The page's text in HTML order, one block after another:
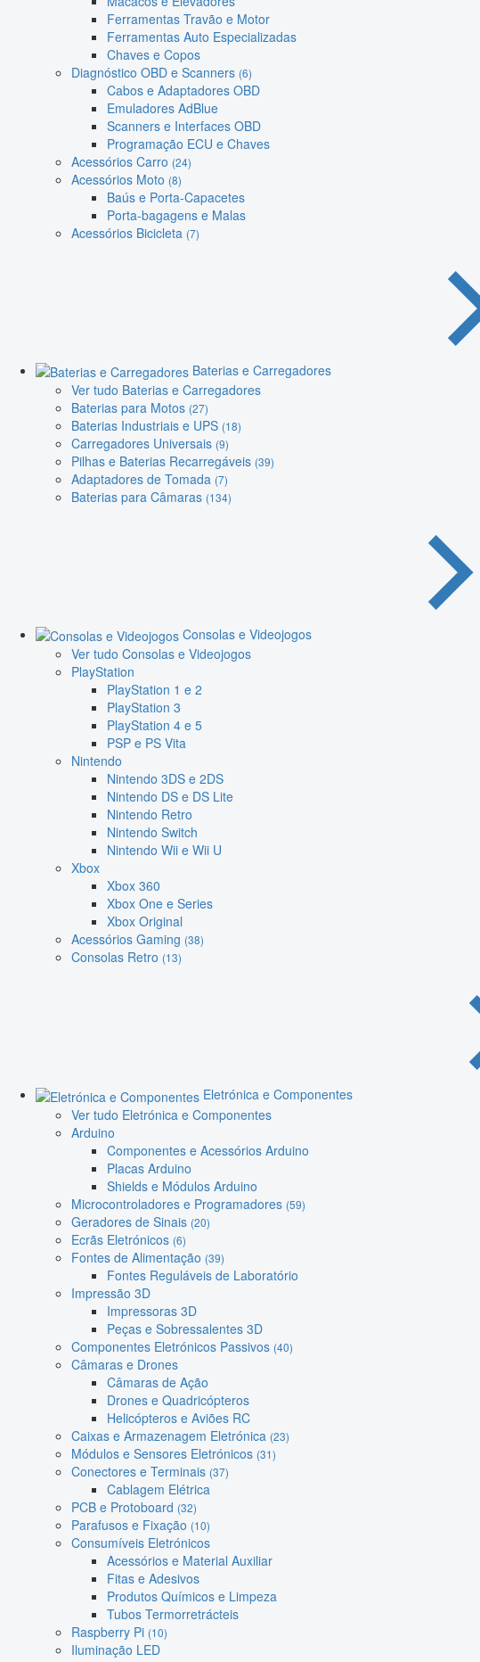
Ferramentas Travão e Motor
Ferramentas Auto Especializadas
Chaves e Copos
Diagnóstico OBD e Scanners (6)
Cabos e Adaptadores OBD
Emuladores AdBlue
Scanners e Interfaces OBD
Programação ECU e Chaves
Acessórios Carro (24)
Acessórios Moto (8)
Baús e Porta-Capacetes
Porta-bagagens e Malas
Acessórios Bicicleta (7)
Baterias e Carregadores
Ver tudo Baterias e Carregadores
Baterias para Motos (27)
Baterias Industriais e UPS (18)
Carregadores Universais (9)
Pilhas e Baterias Recarregáveis (39)
Adaptadores de Tomada (7)
Baterias para Câmaras (134)
Consolas e Videojogos
Ver tudo Consolas e Videojogos
PlayStation
PlayStation 1 e 2
PlayStation 3
PlayStation 4 e 5
PSP e PS Vita
Nintendo
Nintendo 3DS e 2DS
Nintendo DS e DS Lite
Nintendo Retro
Nintendo Switch
Nintendo Wii e Wii U
Xbox
Xbox 360
Xbox One e Series
Xbox Original
Acessórios Gaming (38)
Consolas Retro (13)
Eletrónica e Componentes
Ver tudo Eletrónica e Componentes
Arduino
Componentes e Acessórios Arduino
Placas Arduino
Shields e Módulos Arduino
Microcontroladores e Programadores (59)
Geradores de Sinais (20)
Ecrãs Eletrónicos (6)
Fontes de Alimentação (39)
Fontes Reguláveis de Laboratório
Impressão 3D
Impressoras 3D
Peças e Sobressalentes 3D
Componentes Eletrónicos Passivos (40)
Câmaras e Drones
Câmaras de Ação
Drones e Quadricópteros
Helicópteros e Aviões RC
Caixas e Armazenagem Eletrónica (23)
Módulos e Sensores Eletrónicos (31)
Conectores e Terminais (37)
Cablagem Elétrica
PCB e Protoboard (32)
Parafusos e Fixação (10)
Consumíveis Eletrónicos
Acessórios e Material Auxiliar
Fitas e Adesivos
Produtos Químicos e Limpeza
Tubos Termorretrácteis
Raspberry Pi (10)
Iluminação LED